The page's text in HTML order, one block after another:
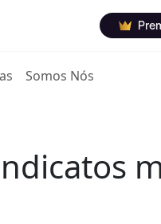
Somos Nós